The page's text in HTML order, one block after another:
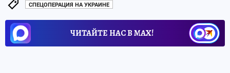
СПЕЦОПЕРАЦИЯ НА УКРАИНЕ
ЧИТАЙТЕ НАС В МАХ!